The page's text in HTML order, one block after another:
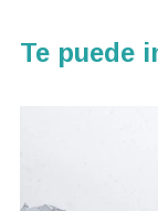
Te puede